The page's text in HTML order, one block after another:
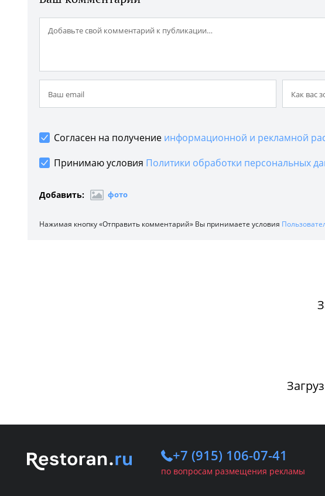
Согласен на получение информационной и рекламной
Принимаю условия Политики обработки персональных
Добавить: фото
Нажимая кнопку «Отправить комментарий» Вы принимаете условия
+7 (915) 106-07-41
по вопросам размещения рекламы